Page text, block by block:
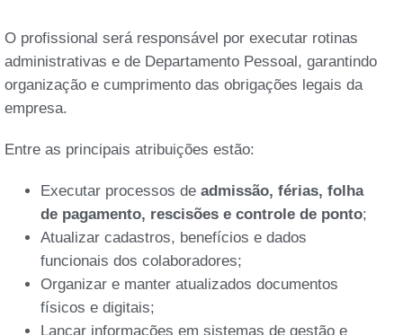
O profissional será responsável por executar rotinas
administrativas e de Departamento Pessoal, garantindo
organização e cumprimento das obrigações legais da
empresa.
Entre as principais atribuições estão:
Executar processos de admissão, férias, folha
de pagamento, rescisões e controle de ponto;
Atualizar cadastros, benefícios e dados
funcionais dos colaboradores;
Organizar e manter atualizados documentos
físicos e digitais;
Lançar informações em sistemas de gestão e